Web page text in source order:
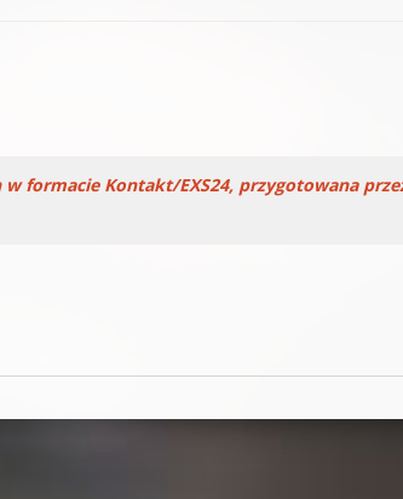
formacie Kontakt/EXS24, przygotowana